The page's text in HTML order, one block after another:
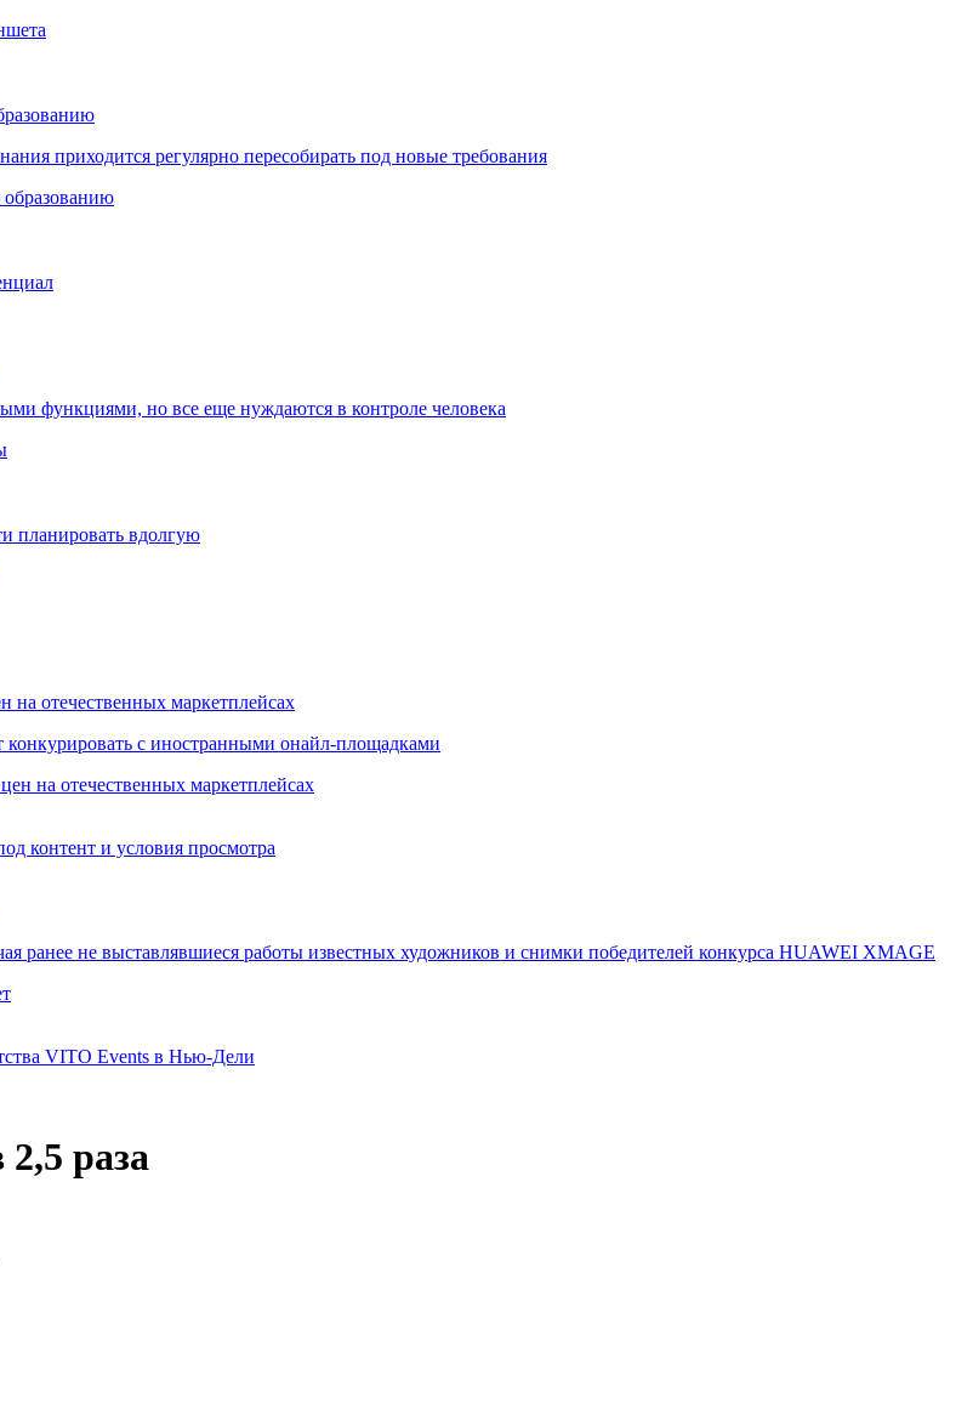
приходится регулярно пересобирать под новые требования
функциями, но все еще нуждаются в контроле человека
планировать вдолгую
отечественных маркетплейсах
конкурировать с иностранными онайл-площадками
контент и условия просмотра
ранее не выставлявшиеся работы известных художников и снимки победителей конкурса HUAWEI XMAGE
VITO Events в Нью-Дели
раза